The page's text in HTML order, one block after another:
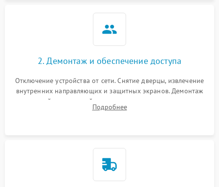
2. Демонтаж и обеспечение доступа
Отключение устройства от сети. Снятие дверцы, извлечение
внутренних направляющих и защитных экранов. Демонтаж
задней или верхней панели для прямого доступа к
нагревательным элементам, плате и вентиляторам.
Подробнее